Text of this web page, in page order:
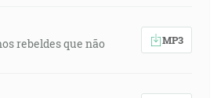
rebeldes que não
MP3